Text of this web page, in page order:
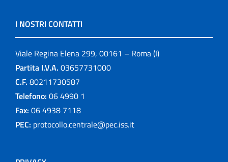
I NOSTRI CONTATTI
Viale Regina Elena 299, 00161 – Roma (I)
Partita I.V.A. 03657731000
C.F. 80211730587
Telefono: 06 4990 1
Fax: 06 4938 7118
PEC: protocollo.centrale@pec.iss.it